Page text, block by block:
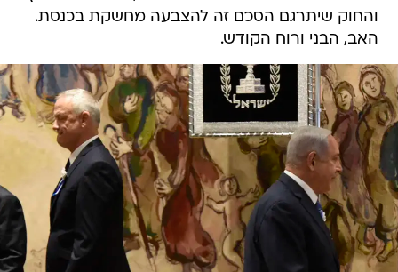
והחוק שיתרגם הסכם זה להצבעה מחשקת בכנסת.
האב, הבני ורוח הקודש.